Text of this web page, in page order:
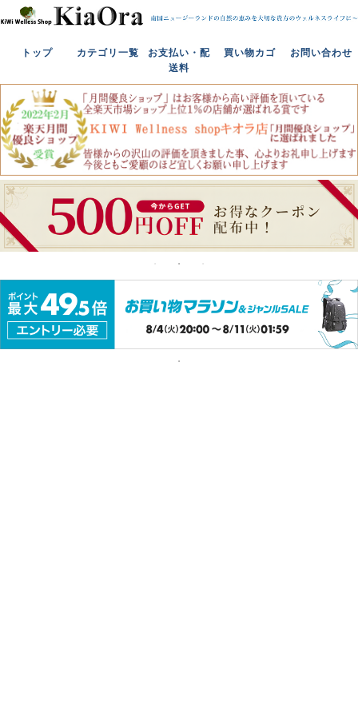
トップ カテゴリ一覧
お支払い・配
送料
買い物カゴ お問い合わせ